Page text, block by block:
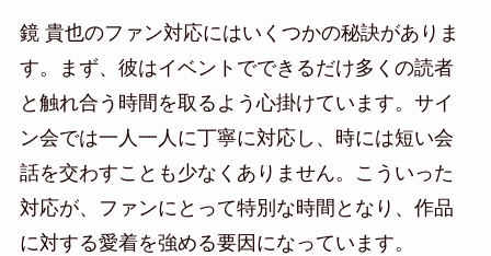
鏡 貴也のファン対応にはいくつかの秘訣がありま
す。まず、彼はイベントでできるだけ多くの読者
と触れ合う時間を取るよう心掛けています。サイ
ン会では一人一人に丁寧に対応し、時には短い会
話を交わすことも少なくありません。こういった
対応が、ファンにとって特別な時間となり、作品
に対する愛着を強める要因になっています。